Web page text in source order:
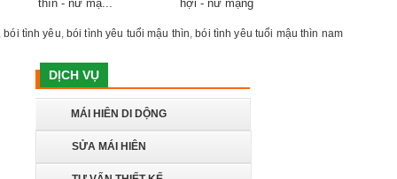
thìn - nữ mạ...
hợi - nữ mạng
bói tình yêu bói tình yêu tuổi mậu thìn ,bói tình yêu tuổi mậu thìn nam
DỊCH VỤ
MÁI HIÊN DI DỘNG
SỬA MÁI HIÊN